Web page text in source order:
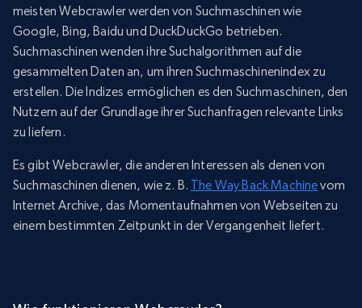
meisten Webcrawler werden von Suchmaschinen wie
Google, Bing, Baidu und DuckDuckGo betrieben.
Suchmaschinen wenden ihre Suchalgorithmen auf die
gesammelten Daten an, um ihren Suchmaschinenindex zu
erstellen. Die Indizes ermöglichen es den Suchmaschinen, den
Nutzern auf der Grundlage ihrer Suchanfragen relevante Links
zu liefern.
Es gibt Webcrawler, die anderen Interessen als denen von
Suchmaschinen dienen, wie z. B. The Way Back Machinevom
Internet Archive, das Momentaufnahmen von Webseiten zu
einem bestimmten Zeitpunkt in der Vergangenheit liefert.